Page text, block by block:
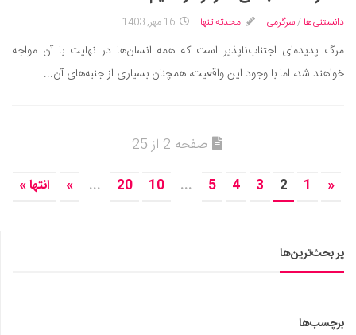
دانستنی‌ها /سرگرمی محدثه تنها 16 مهر, 1403
مرگ پدیده‌ای اجتناب‌ناپذیر است که همه انسان‌ها در نهایت با آن مواجه
خواهند شد، اما با وجود این واقعیت، همچنان بسیاری از جنبه‌های آن...
صفحه 2 از 25
«
1
2
3
4
5
...
10
20
...
» انتها »
پر بحث‌ترین‌ها
برچسب‌ها